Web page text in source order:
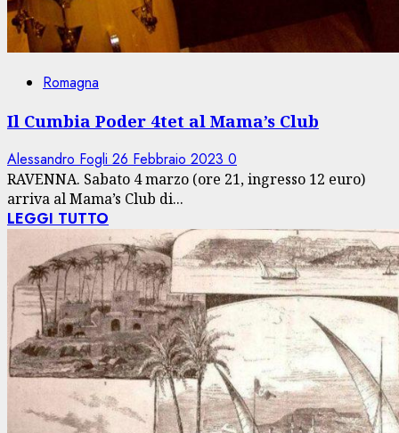
Romagna
Il Cumbia Poder 4tet al Mama’s Club
Alessandro Fogli 26 Febbraio 2023 0
RAVENNA. Sabato 4 marzo (ore 21, ingresso 12 euro)
arriva al Mama’s Club di...
LEGGI TUTTO